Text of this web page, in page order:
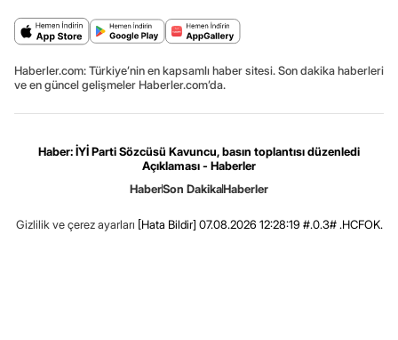
Haberler.com: Türkiye’nin en kapsamlı haber sitesi. Son dakika haberleri
ve en güncel gelişmeler Haberler.com’da.
Haber: İYİ Parti Sözcüsü Kavuncu, basın toplantısı düzenledi
Açıklaması - Haberler
HaberSon DakikaHaberler
Gizlilik ve çerez ayarları [Hata Bildir] 07.08.2026 12:28:19 #.0.3# .HCFOK.